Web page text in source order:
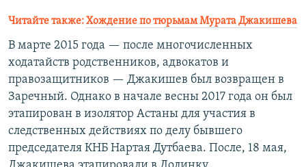
Читайте также:Хождение по тюрьмам Мурата Джакишева
В марте 2015 года — после многочисленных
ходатайств родственников, адвокатов и
правозащитников — Джакишев был возвращен в
Заречный. Однако в начале весны 2017 года он был
этапирован в изолятор Астаны для участия в
следственных действиях по делу бывшего
председателя КНБ Нартая Дутбаева. После, 18 мая,